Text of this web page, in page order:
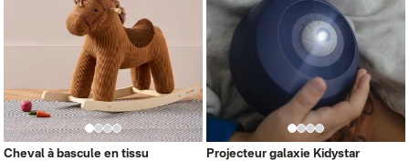
Cheval à bascule en tissu Projecteur galaxie Kidystar